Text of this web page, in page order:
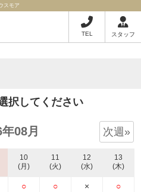
スモア
TEL スタッフ
択してください
08月 次週»
10
(月)
○
11
(火)
○
12
(水)
×
13
(木)
○